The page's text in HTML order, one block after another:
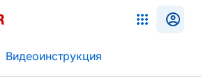
Видеоинструкция